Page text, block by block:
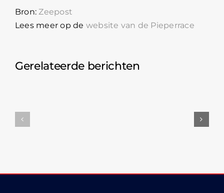
Bron:Zeepost
Lees meer op de website van de Pieperrace
Gerelateerde berichten